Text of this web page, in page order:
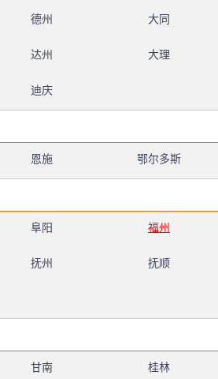
德州 大同
达州 大理
迪庆
恩施 鄂尔多斯
阜阳 福州
抚州 抚顺
甘南 桂林